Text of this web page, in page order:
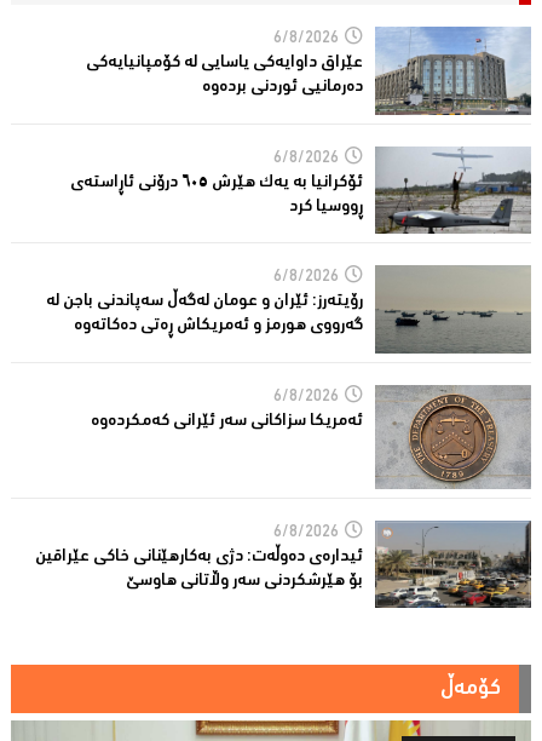
6/8/2026
عێراق داوایەکی یاسایی لە کۆمپانیایه‌كی
دەرمانیى ئوردنی بردەوە
6/8/2026
ئۆکرانیا بە یەک هێرش ٦٠٥ درۆنی ئاڕاستەى
ڕووسیا کرد
6/8/2026
رۆیتەرز: ئێران و عومان لەگەڵ سەپاندنی باجن لە
گەرووی هورمز و ئەمریکاش ڕەتی دەکاتەوە
6/8/2026
ئه‌مریكا سزاكانی سه‌ر ئێرانی كه‌مكرده‌وه‌
6/8/2026
ئیدارەى دەوڵەت: دژى بەکارهێنانى خاکی عێراقین
بۆ هێرشکردنى سەر وڵاتانی هاوسێ
کۆمەڵ